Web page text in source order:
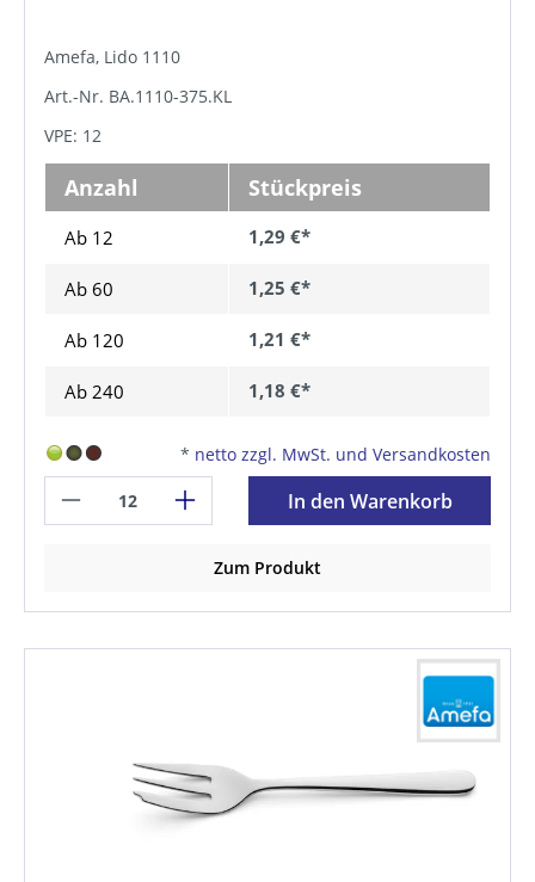
Amefa, Lido 1110
Art.-Nr. BA.1110-375.KL
VPE: 12
Anzahl Stückpreis
Ab 12 1,29 €*
Ab 60 1,25 €*
Ab 120 1,21 €*
Ab 240 1,18 €*
* netto zzgl. MwSt. und Versandkosten
In den Warenkorb
Zum Produkt